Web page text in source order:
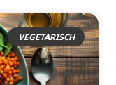
VEGETARISCH